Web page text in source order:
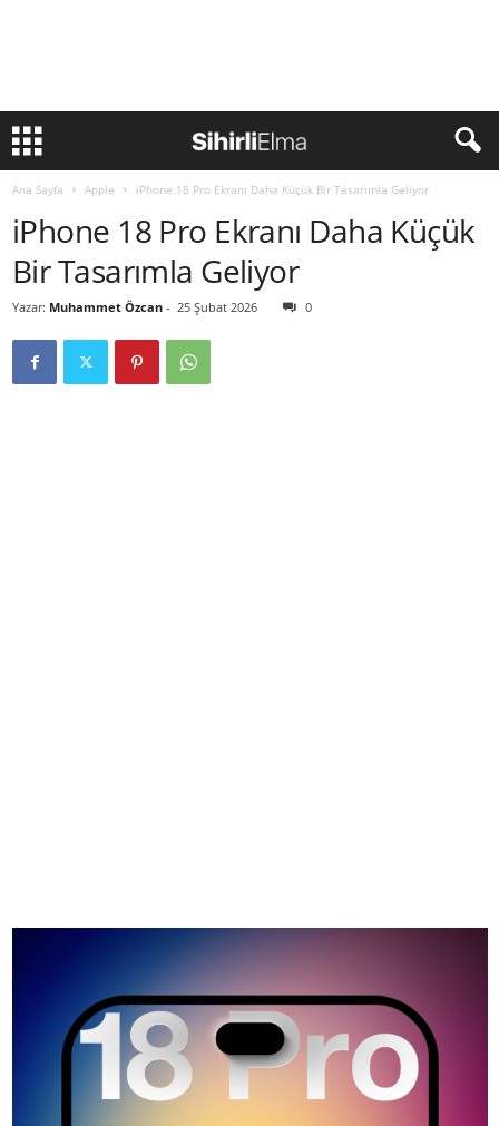
Ana Sayfa Apple iPhone 18 Pro Ekranı Daha Küçük Bir Tasarımla Geliyor
iPhone 18 Pro Ekranı Daha Küçük
Bir Tasarımla Geliyor
Yazar: Muhammet Özcan - 25 Şubat 2026 0